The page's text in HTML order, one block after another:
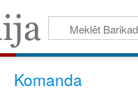
Komanda